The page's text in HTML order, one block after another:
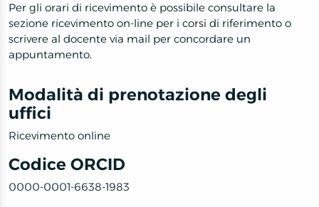
Per gli orari di ricevimento è possibile consultare la
sezione ricevimento on-line per i corsi di riferimento o
scrivere al docente via mail per concordare un
appuntamento.
Modalità di prenotazione degli
uffici
Ricevimento online
Codice ORCID
0000-0001-6638-1983